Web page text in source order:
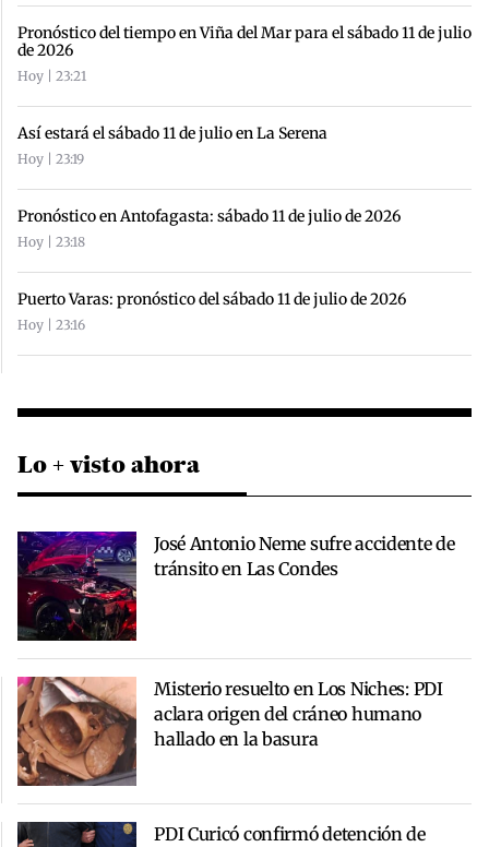
Pronóstico del tiempo en Viña del Mar para el sábado 11 de julio
de 2026
Hoy | 23:21
Así estará el sábado 11 de julio en La Serena
Hoy | 23:19
Pronóstico en Antofagasta: sábado 11 de julio de 2026
Hoy | 23:18
Puerto Varas: pronóstico del sábado 11 de julio de 2026
Hoy | 23:16
Lo + visto ahora
José Antonio Neme sufre accidente de
tránsito en Las Condes
Misterio resuelto en Los Niches: PDI
aclara origen del cráneo humano
hallado en la basura
PDI Curicó confirmó detención de